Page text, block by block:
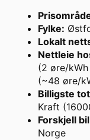
Fylke:
Lokalt
Nettleie
(2 øre/
(~48 øre/
Billigste
Kraft
Forskjell
Norge